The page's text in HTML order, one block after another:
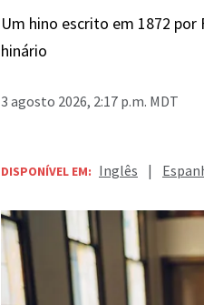
Um hino escrito em 1872 por
hinário
3 agosto 2026, 2:17 p.m. MDT
DISPONÍVEL EM: Inglês |